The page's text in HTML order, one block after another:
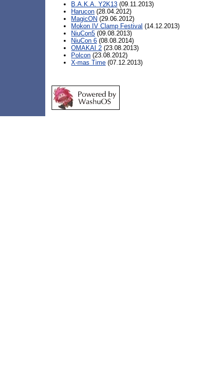
B.A.K.A. Y2K13 (09.11.2013)
Harucon (28.04.2012)
MagicON (29.06.2012)
Mokon IV Clamp Festival (14.12.2013)
NiuCon5 (09.08.2013)
NiuCon 6 (08.08.2014)
OMAKAI 2 (23.08.2013)
Polcon (23.08.2012)
X-mas Time (07.12.2013)